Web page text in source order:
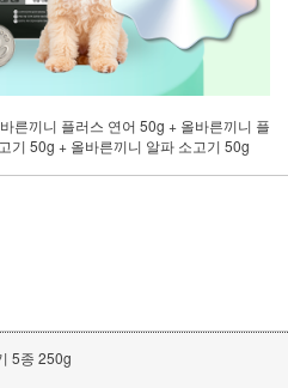
른끼니 플러스 연어 50g + 올바른끼니 플
기 50g + 올바른끼니 알파 소고기 50g
5종 250g